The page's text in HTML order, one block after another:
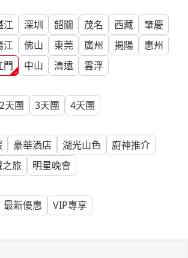
江 深圳 韶關 茂名 西藏
肇慶
江 佛山 東莞 廣州 揭陽
惠州
門 中山 清遠
雲浮
2天團 3天團 4天團
豪華酒店 湖光山色
廚神推介
之旅
明星晚會
最新優惠 VIP專享